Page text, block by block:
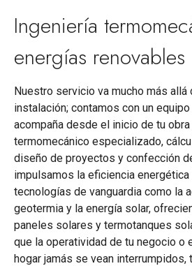
Ingeniería
energías renovables
Nuestro servicio va mucho más allá
instalación; contamos con un
acompaña desde el inicio de tu
termomecánico especializado,
diseño de proyectos y confección
impulsamos la eficiencia energética
tecnologías de vanguardia como la
geotermia y la energía solar,
paneles solares y termotanques
que la operatividad de tu negocio o
hogar jamás se vean interrumpidos,